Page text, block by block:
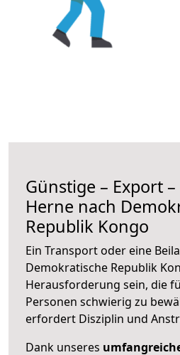
Günstige – Export
Herne nach
Republik Kongo
Ein Transport oder eine
Demokratische Republik
Herausforderung sein, die
Personen schwierig zu
erfordert Disziplin und
Dank unseres